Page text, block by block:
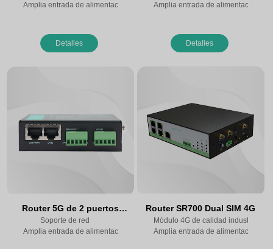
Amplia entrada de alimentación DC 9~36V
Detalles
Amplia entrada de alimentación
Detalles
Router 5G de 2 puertos
SR510
Soporte de red
Amplia entrada de alimentación DC 9~36V
Router SR700 Dual SIM 4G
Módulo 4G de calidad industrial,
Amplia entrada de alimentación